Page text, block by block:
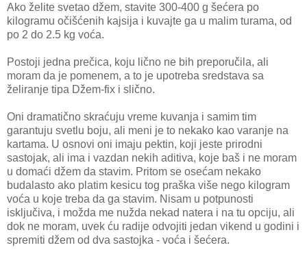
Ako želite svetao džem, stavite 300-400 g šećera po
kilogramu očišćenih kajsija i kuvajte ga u malim turama, od
po 2 do 2.5 kg voća.
Postoji jedna prečica, koju lično ne bih preporučila, ali
moram da je pomenem, a to je upotreba sredstava sa
želiranje tipa Džem-fix i slično.
Oni dramatično skraćuju vreme kuvanja i samim tim
garantuju svetlu boju, ali meni je to nekako kao varanje na
kartama. U osnovi oni imaju pektin, koji jeste prirodni
sastojak, ali ima i vazdan nekih aditiva, koje baš i ne moram
u domaći džem da stavim. Pritom se osećam nekako
budalasto ako platim kesicu tog praška više nego kilogram
voća u koje treba da ga stavim. Nisam u potpunosti
isključiva, i možda me nužda nekad natera i na tu opciju, ali
dok ne moram, uvek ću radije odvojiti jedan vikend u godini i
spremiti džem od dva sastojka - voća i šećera.